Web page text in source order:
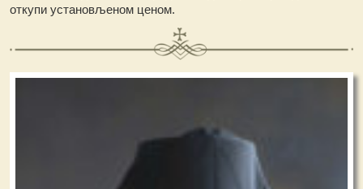
откупи установљеном ценом.